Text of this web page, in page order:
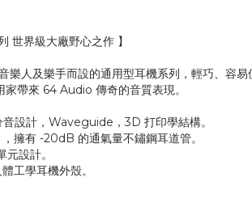
世界級大廠野心之作 】
樂人及樂手而設的通用型耳機系列，輕巧、容
帶來 64 Audio 傳奇的音質表現。
設計，Waveguide，3D 打印學結構。
擁有 -20dB 的通氣量不鏽鋼耳道管。
設計。
工學耳機外殼。